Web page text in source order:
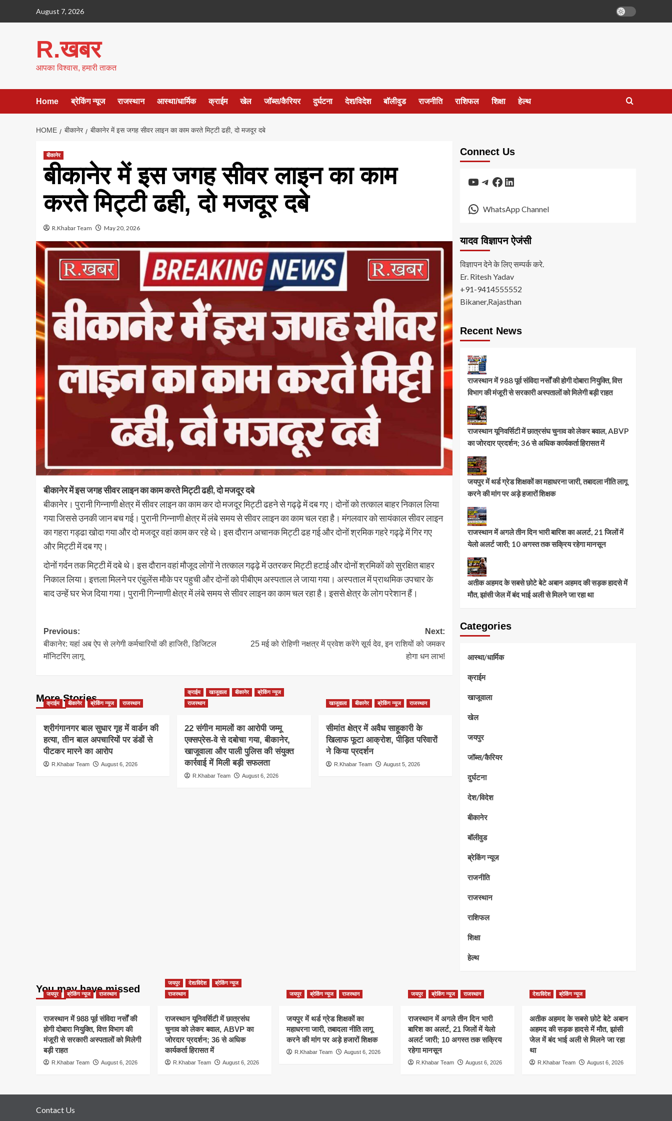
August 7, 2026
R.खबर
आपका विश्वास, हमारी ताकत
Home ब्रेकिंग न्यूज राजस्थान आस्था/धार्मिक क्राईम खेल जॉब्स/कैरियर दुर्घटना देश/विदेश बॉलीवुड राजनीति राशिफल शिक्षा हेल्थ
HOME बीकानेर बीकानेर में इस जगह सीवर लाइन का काम करते मिट्टी ढही, दो मजदूर दबे
बीकानेर
बीकानेर में इस जगह सीवर लाइन का काम
करते मिट्टी ढही, दो मजदूर दबे
R.Khabar Team May 20, 2026
बीकानेर में इस जगह सीवर लाइन का काम करते मिट्टी ढही, दो मजदूर दबे
बीकानेर। पुरानी गिन्नाणी क्षेत्र में सीवर लाइन का काम कर दो मजदूर मिट्टी ढहने से गढ्ढ़े में दब गए। दोनों को तत्काल बाहर निकाल लिया
गया जिससे उनकी जान बच गई। पुरानी गिन्नाणी क्षेत्र में लंबे समय से सीवर लाइन का काम चल रहा है। मंगलवार को सायंकाल सीवर लाइन
का गहरा गड्ढा खोदा गया और दो मजदूर वहां काम कर रहे थे। इस दौरान अचानक मिट्टी ढह गई और दोनों श्रमिक गहरे गढ्ढ़े में गिर गए
और मिट्टी में दब गए।
दोनों गर्दन तक मिट्टी में दबे थे। इस दौरान वहां मौजूद लोगों ने तत्काल गढ्ढ़े में उतरकर मिट्टी हटाई और दोनों श्रमिकों को सुरक्षित बाहर
निकाल लिया। इत्तला मिलने पर एंबुलेंस मौके पर पहुची और दोनों को पीबीएम अस्पताल ले जाया गया। अस्पताल में प्राथमिक उपचार के
बाद उन्हें घर भेज दिया गया। पुरानी गिन्नाणी क्षेत्र में लंबे समय से सीवर लाइन का काम चल रहा है। इससे क्षेत्र के लोग परेशान हैं।
Post
navigation
Previous:
बीकानेर: यहां अब ऐप से लगेगी कर्मचारियों की हाजिरी, डिजिटल
मॉनिटरिंग लागू
Next:
25 मई को रोहिणी नक्षत्र में प्रवेश करेंगे सूर्य देव, इन राशियों को जमकर
होगा धन लाभ!
More Stories
क्राईम बीकानेर ब्रेकिंग न्यूज राजस्थान
श्रीगंगानगर बाल सुधार गृह में वार्डन की
हत्या, तीन बाल अपचारियों पर डंडों से
पीटकर मारने का आरोप
R.Khabar Team August 6, 2026
क्राईम खाजूवाला बीकानेर
ब्रेकिंग न्यूज
राजस्थान
22 संगीन मामलों का आरोपी जम्मू
एक्सप्रेस-वे से दबोचा गया, बीकानेर,
खाजूवाला और पाली पुलिस की संयुक्त
कार्रवाई में मिली बड़ी सफलता
R.Khabar Team August 6, 2026
खाजूवाला बीकानेर ब्रेकिंग न्यूज राजस्थान
सीमांत क्षेत्र में अवैध साहूकारी के
खिलाफ फूटा आक्रोश, पीड़ित परिवारों
ने किया प्रदर्शन
R.Khabar Team August 5, 2026
Connect Us
YouTube
Telegram
Facebook
LinkedIn
WhatsApp Channel
यादव विज्ञापन ऐजंसी
विज्ञापन देने के लिए सम्पर्क करे.
Er. Ritesh Yadav
+91-9414555552
Bikaner,Rajasthan
Recent News
राजस्थान में 988 पूर्व संविदा नर्सों की होगी दोबारा नियुक्ति, वित्त
विभाग की मंजूरी से सरकारी अस्पतालों को मिलेगी बड़ी राहत
राजस्थान यूनिवर्सिटी में छात्रसंघ चुनाव को लेकर बवाल, ABVP
का जोरदार प्रदर्शन; 36 से अधिक कार्यकर्ता हिरासत में
जयपुर में थर्ड ग्रेड शिक्षकों का महाधरना जारी, तबादला नीति लागू
करने की मांग पर अड़े हजारों शिक्षक
राजस्थान में अगले तीन दिन भारी बारिश का अलर्ट, 21 जिलों में
येलो अलर्ट जारी; 10 अगस्त तक सक्रिय रहेगा मानसून
अतीक अहमद के सबसे छोटे बेटे अबान अहमद की सड़क हादसे में
मौत, झांसी जेल में बंद भाई अली से मिलने जा रहा था
Categories
आस्था/धार्मिक
क्राईम
खाजूवाला
खेल
जयपुर
जॉब्स/कैरियर
दुर्घटना
देश/विदेश
बीकानेर
बॉलीवुड
ब्रेकिंग न्यूज
राजनीति
राजस्थान
राशिफल
शिक्षा
हेल्थ
You may have missed
जयपुर ब्रेकिंग न्यूज राजस्थान
राजस्थान में 988 पूर्व संविदा नर्सों की
होगी दोबारा नियुक्ति, वित्त विभाग की
मंजूरी से सरकारी अस्पतालों को मिलेगी
बड़ी राहत
R.Khabar Team August 6, 2026
जयपुर देश/विदेश
ब्रेकिंग न्यूज
राजस्थान
राजस्थान यूनिवर्सिटी में छात्रसंघ
चुनाव को लेकर बवाल, ABVP का
जोरदार प्रदर्शन; 36 से अधिक
कार्यकर्ता हिरासत में
R.Khabar Team August 6, 2026
जयपुर ब्रेकिंग न्यूज राजस्थान
जयपुर में थर्ड ग्रेड शिक्षकों का
महाधरना जारी, तबादला नीति लागू
करने की मांग पर अड़े हजारों शिक्षक
R.Khabar Team August 6, 2026
जयपुर ब्रेकिंग न्यूज राजस्थान
राजस्थान में अगले तीन दिन भारी
बारिश का अलर्ट, 21 जिलों में येलो
अलर्ट जारी; 10 अगस्त तक सक्रिय
रहेगा मानसून
R.Khabar Team August 6, 2026
देश/विदेश ब्रेकिंग न्यूज
अतीक अहमद के सबसे छोटे बेटे अबान
अहमद की सड़क हादसे में मौत, झांसी
जेल में बंद भाई अली से मिलने जा रहा
था
R.Khabar Team August 6, 2026
Contact Us